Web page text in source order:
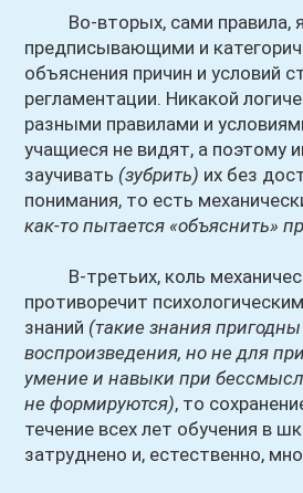
Во-вторых, сами правила,
предписывающими и
объяснения причин и условий
регламентации. Никакой
разными правилами и
учащиеся не видят, а поэтому
заучивать (зубрить) их без
понимания, то есть
как-то пытается «объяснить»
В-третьих, коль
противоречит
знаний (такие знания
воспроизведения, но не для
умение и навыки при
не формируются), то
течение всех лет обучения в
затруднено и, естественно,